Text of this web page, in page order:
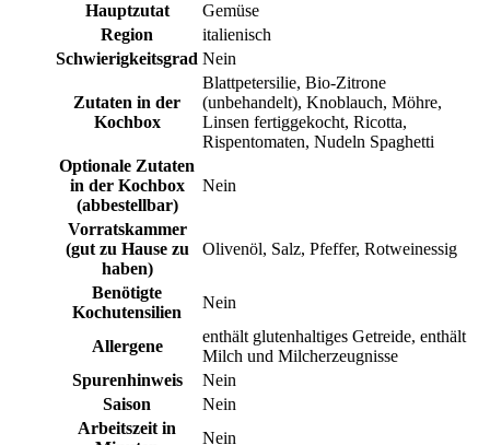
Hauptzutat
Gemüse
Region
italienisch
Schwierigkeitsgrad Nein
Zutaten in der
Kochbox
Blattpetersilie, Bio-Zitrone
(unbehandelt), Knoblauch, Möhre,
Linsen fertiggekocht, Ricotta,
Rispentomaten, Nudeln Spaghetti
Optionale Zutaten
in der Kochbox
(abbestellbar)
Nein
Vorratskammer
(gut zu Hause zu
haben)
Olivenöl, Salz, Pfeffer, Rotweinessig
Benötigte
Kochutensilien
Nein
Allergene
enthält glutenhaltiges Getreide, enthält
Milch und Milcherzeugnisse
Spurenhinweis
Nein
Saison
Nein
Arbeitszeit in
Nein